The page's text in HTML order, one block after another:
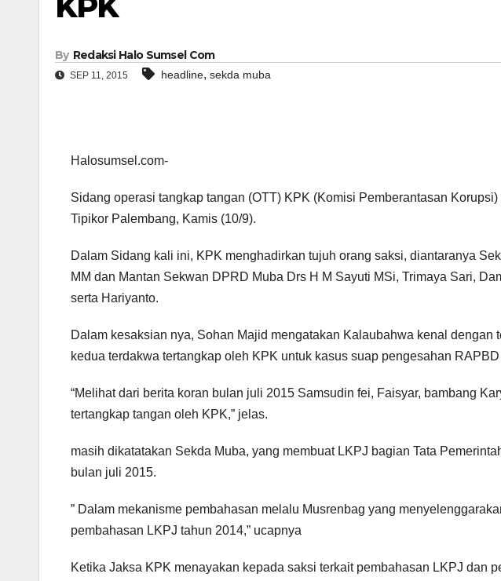
By Redaksi Halo Sumsel Com
SEP 11, 2015 headline, sekda muba
Halosumsel.com-
Sidang operasi tangkap tangan (OTT) KPK (Komisi Pemberantasan
Tipikor Palembang, Kamis (10/9).
Dalam Sidang kali ini, KPK menghadirkan tujuh orang saksi, diantaranya
MM dan Mantan Sekwan DPRD Muba Drs H M Sayuti MSi, Trimaya Sari,
serta Hariyanto.
Dalam kesaksian nya, Sohan Majid mengatakan Kalaubahwa kenal dengan
kedua terdakwa tertangkap oleh KPK untuk kasus suap pengesahan
“Melihat dari berita koran bulan juli 2015 Samsudin fei, Faisyar, bambang
tertangkap tangan oleh KPK,” jelas.
masih dikatatakan Sekda Muba, yang membuat LKPJ bagian Tata
bulan juli 2015.
” Dalam mekanisme pembahasan melalu Musrenbag yang
pembahasan LKPJ tahun 2014,” ucapnya
Ketika Jaksa KPK menayakan kepada saksi terkait pembahasan LKPJ dan